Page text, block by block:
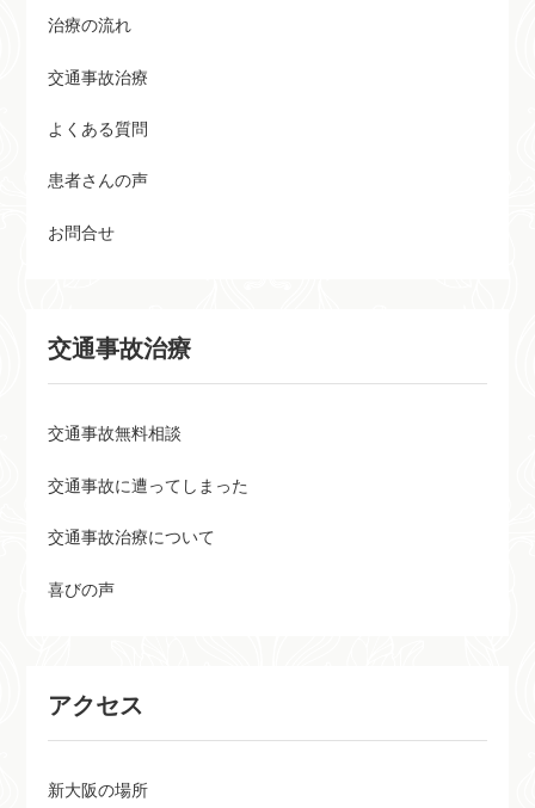
治療の流れ
交通事故治療
よくある質問
患者さんの声
お問合せ
交通事故治療
交通事故無料相談
交通事故に遭ってしまった
交通事故治療について
喜びの声
アクセス
新大阪の場所